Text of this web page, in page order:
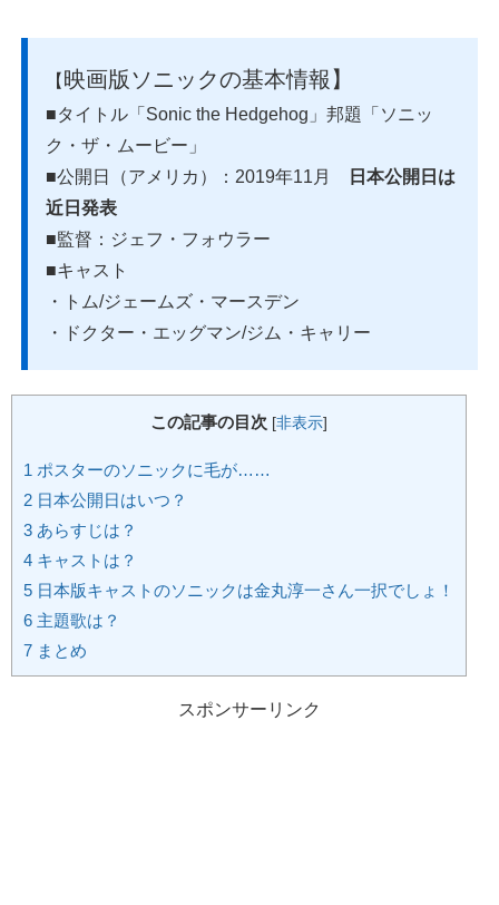
【 映画版ソニックの基本情報】
■タイトル「 Sonic the Hedgehog」邦題「ソニッ
ク・ザ・ムービー」
■公開日（アメリカ）：2019年11月
日本公開日は
近日発表
■監督：ジェフ・フォウラー
■キャスト
・
トム/ジェームズ・マースデン
・ドクター・エッグマン/ジム・キャリー
この記事の目次 [非表示]
1 ポスターのソニックに毛が……
2 日本公開日はいつ？
3 あらすじは？
4 キャストは？
5 日本版キャストのソニックは金丸淳一さん一択でしょ！
6 主題歌は？
7 まとめ
スポンサーリンク